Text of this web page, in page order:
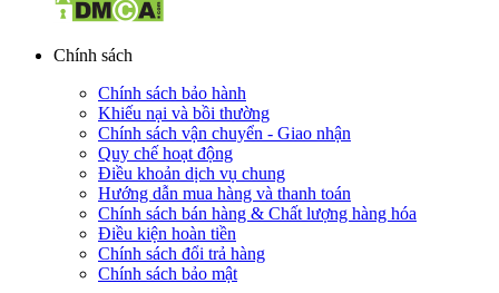
Chính sách
Chính sách bảo hành
Khiếu nại và bồi thường
Chính sách vận chuyển - Giao nhận
Quy chế hoạt động
Điều khoản dịch vụ chung
Hướng dẫn mua hàng và thanh toán
Chính sách bán hàng & Chất lượng hàng hóa
Điều kiện hoàn tiền
Chính sách đổi trả hàng
Chính sách bảo mật